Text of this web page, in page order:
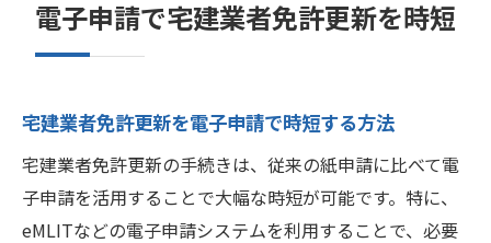
電子申請で宅建業者免許更新を時短
宅建業者免許更新を電子申請で時短する方法
宅建業者免許更新の手続きは、従来の紙申請に比べて電
子申請を活用することで大幅な時短が可能です。特に、
eMLITなどの電子申請システムを利用することで、必要